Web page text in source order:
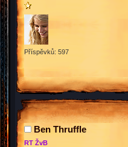
Příspěvků: 597
Ben Thruffle
RT ŽvB